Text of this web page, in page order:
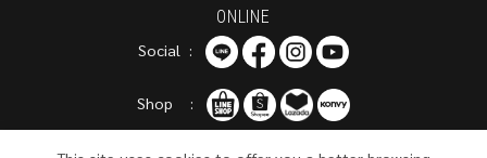
ONLINE
Social :
Shop :